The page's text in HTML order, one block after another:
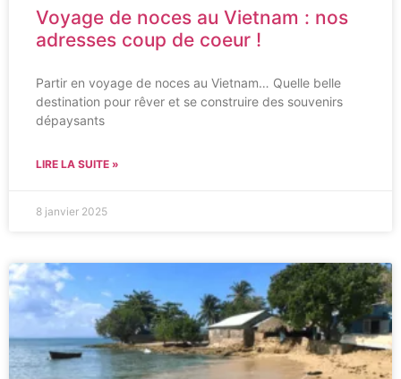
Voyage de noces au Vietnam : nos
adresses coup de coeur !
Partir en voyage de noces au Vietnam… Quelle belle
destination pour rêver et se construire des souvenirs
dépaysants
LIRE LA SUITE »
8 janvier 2025